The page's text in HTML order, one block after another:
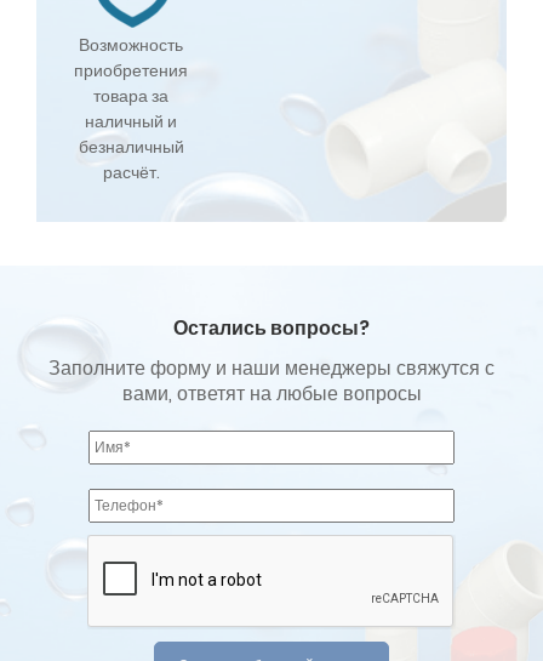
Возможность
приобретения
товара за
наличный и
безналичный
расчёт.
Остались вопросы?
Заполните форму и наши менеджеры свяжутся с
вами, ответят на любые вопросы